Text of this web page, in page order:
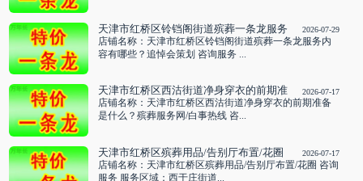
天津市红桥区铃铛阁街道殡葬一条龙服务
内容有哪些？追悼会策划 咨询服务
2026-07-29
店铺名称：天津市红桥区铃铛阁街道殡葬一条龙服务内
容有哪些？追悼会策划 咨询服务 ...
天津市红桥区西沽街道净身穿衣的前期准
备是什么？殡葬服务网/白事热线 咨询服
务
2026-07-17
店铺名称：天津市红桥区西沽街道净身穿衣的前期准备
是什么？殡葬服务网/白事热线 咨...
天津市红桥区殡葬用品/告别厅布置/花圈
咨询服务
2026-07-17
店铺名称：天津市红桥区殡葬用品/告别厅布置/花圈 咨询
服务 服务区域：西于庄街道...